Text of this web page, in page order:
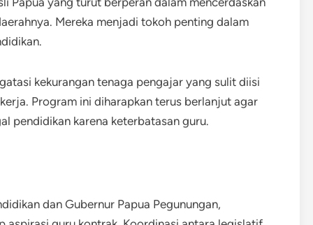
Mereka menjadi tokoh penting dalam
kekurangan tenaga pengajar yang sulit diisi
Program ini diharapkan terus berlanjut agar
pendidikan karena keterbatasan guru.
dan Gubernur Papua Pegunungan,